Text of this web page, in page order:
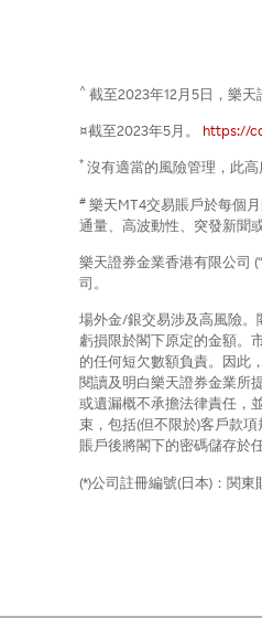
^ 截至2023年12月5日，樂
¤截至2023年5月。 https://
* 沒有適當的風險管理，此高
# 樂天MT4交易賬戶於每個
通量、高波動性、突發新聞
樂天證券金業香港有限公司
司。
場外金/銀交易涉及高風險。
虧損限於閣下原定的金額。
的任何短欠數額負責。因此
閱讀及明白樂天證券金業所
或遺漏概不承擔法律責任，
束，包括(但不限於)客戶款
賬戶後將閣下的密碼儲存於
(*)公司註冊編號(日本)：関東